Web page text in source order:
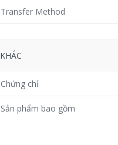
Transfer Method
KHÁC
Chứng chỉ
Sản phẩm bao gồm